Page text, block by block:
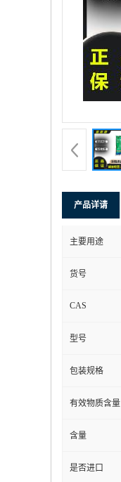
产品详请
主要用途
货号
CAS
型号
包装规格
有效物质含量
含量
是否进口